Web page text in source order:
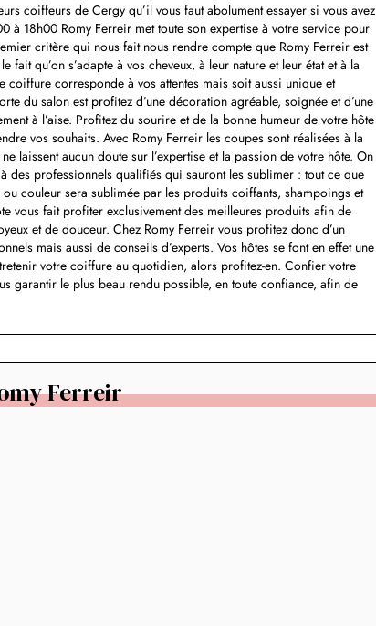
coiffeurs de Cergy qu’il vous faut abolument essayer si vous avez
à 18h00 Romy Ferreir met toute son expertise à votre service pour
critère qui nous fait nous rendre compte que Romy Ferreir est
fait qu’on s’adapte à vos cheveux, à leur nature et leur état et à la
corresponde à vos attentes mais soit aussi unique et
du salon est profitez d’une décoration agréable, soignée et d’une
à l’aise. Profitez du sourire et de la bonne humeur de votre hôte
vos souhaits. Avec Romy Ferreir les coupes sont réalisées à la
laissent aucun doute sur l’expertise et la passion de votre hôte. On
des professionnels qualifiés qui sauront les sublimer : tout ce que
couleur sera sublimée par les produits coiffants, shampoings et
vous fait profiter exclusivement des meilleures produits afin de
et de douceur. Chez Romy Ferreir vous profitez donc d’un
mais aussi de conseils d’experts. Vos hôtes se font en effet une
votre coiffure au quotidien, alors profitez-en. Confier votre
garantir le plus beau rendu possible, en toute confiance, afin de
Ferreir